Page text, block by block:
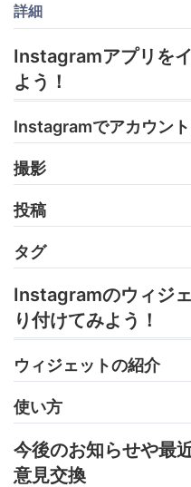
詳細
Instagramアプリを
よう！
Instagramでアカウン
撮影
投稿
タグ
Instagramのウィジ
り付けてみよう！
ウィジェットの紹介
使い方
今後のお知らせや最
意見交換